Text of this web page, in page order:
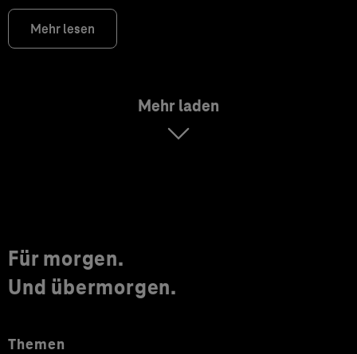
Mehr lesen
Mehr laden
Für morgen.
Und übermorgen.
Themen